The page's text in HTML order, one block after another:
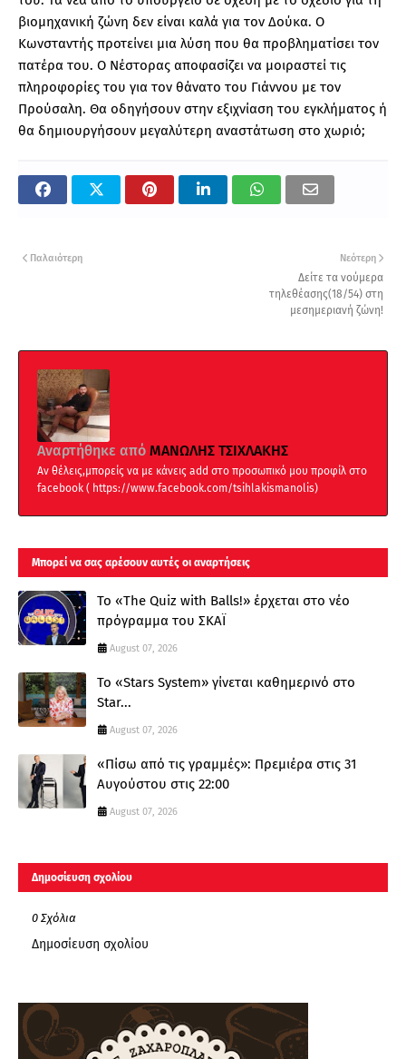
βιομηχανική ζώνη δεν είναι καλά για τον Δούκα. Ο
Κωνσταντής προτείνει μια λύση που θα προβληματίσει τον
πατέρα του. Ο Νέστορας αποφασίζει να μοιραστεί τις
πληροφορίες του για τον θάνατο του Γιάννου με τον
Προύσαλη. Θα οδηγήσουν στην εξιχνίαση του εγκλήματος ή
θα δημιουργήσουν μεγαλύτερη αναστάτωση στο χωριό;
Νεότερη
Δείτε τα νούμερα
τηλεθέασης(18/54) στη
μεσημεριανή ζώνη!
Παλαιότερη
Αναρτήθηκε από ΜΑΝΩΛΗΣ ΤΣΙΧΛΑΚΗΣ
Αν θέλεις,μπορείς να με κάνεις add στο προσωπικό μου προφίλ στο
facebook ( https://www.facebook.com/tsihlakismanolis)
Μπορεί να σας αρέσουν αυτές οι αναρτήσεις
Το «The Quiz with Balls!» έρχεται στο νέο
πρόγραμμα του ΣΚΑΪ
August 07, 2026
Το «Stars System» γίνεται καθημερινό στο
Star...
August 07, 2026
«Πίσω από τις γραμμές»: Πρεμιέρα στις 31
Αυγούστου στις 22:00
August 07, 2026
Δημοσίευση σχολίου
0 Σχόλια
Δημοσίευση σχολίου